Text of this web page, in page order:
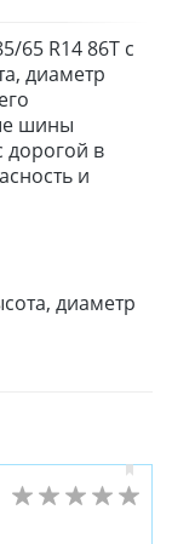
65 R14 86T с
диаметр
шины
дорогой в
и
диаметр